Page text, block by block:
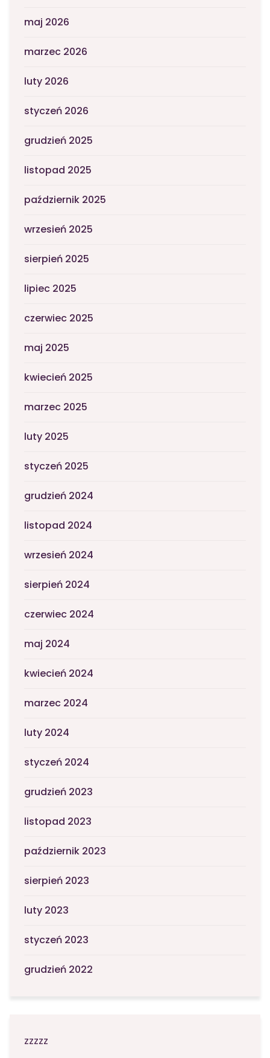
maj 2026
marzec 2026
luty 2026
styczeń 2026
grudzień 2025
listopad 2025
październik 2025
wrzesień 2025
sierpień 2025
lipiec 2025
czerwiec 2025
maj 2025
kwiecień 2025
marzec 2025
luty 2025
styczeń 2025
grudzień 2024
listopad 2024
wrzesień 2024
sierpień 2024
czerwiec 2024
maj 2024
kwiecień 2024
marzec 2024
luty 2024
styczeń 2024
grudzień 2023
listopad 2023
październik 2023
sierpień 2023
luty 2023
styczeń 2023
grudzień 2022
zzzzz